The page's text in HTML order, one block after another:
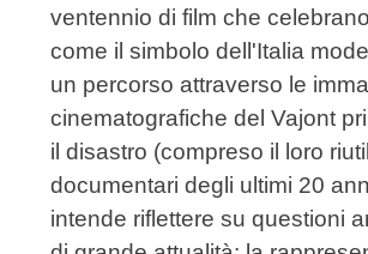
ventennio di film che
come il simbolo dell'Italia
un percorso attraverso le
cinematografiche del Vajont
il disastro (compreso il loro
documentari degli ultimi 20
intende riflettere su questioni